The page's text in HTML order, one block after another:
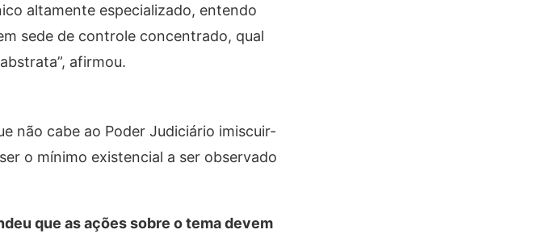
altamente especializado, entendo
sede de controle concentrado, qual
afirmou.
não cabe ao Poder Judiciário imiscuir-
o mínimo existencial a ser observado
que as ações sobre o tema devem